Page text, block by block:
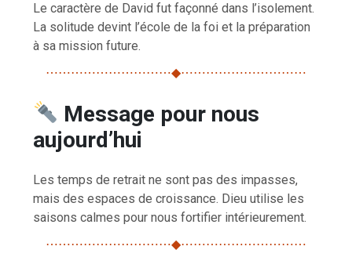
Le caractère de David fut façonné dans l’isolement.
La solitude devint l’école de la foi et la préparation
à sa mission future.
⋯⋯⋯⋯⋯⋯⋯⋯⋯⋯◆⋯⋯⋯⋯⋯⋯⋯⋯⋯⋯
Message pour nous
aujourd’hui
Les temps de retrait ne sont pas des impasses,
mais des espaces de croissance. Dieu utilise les
saisons calmes pour nous fortifier intérieurement.
⋯⋯⋯⋯⋯⋯⋯⋯⋯⋯◆⋯⋯⋯⋯⋯⋯⋯⋯⋯⋯